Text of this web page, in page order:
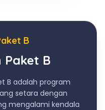
B
Paket B
B adalah program
setara dengan
mengalami kendala